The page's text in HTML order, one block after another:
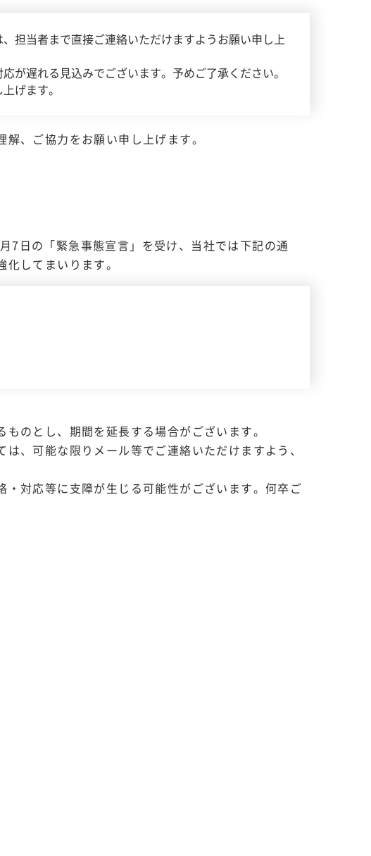
担当者まで直接ご連絡いただけますようお願い申し上
が遅れる見込みでございます。予めご了承ください。
げます。
、ご協力をお願い申し上げます。
7日の「緊急事態宣言」を受け、当社では下記の通
してまいります。
のとし、期間を延長する場合がございます。
、可能な限りメール等でご連絡いただけますよう、
対応等に支障が生じる可能性がございます。何卒ご